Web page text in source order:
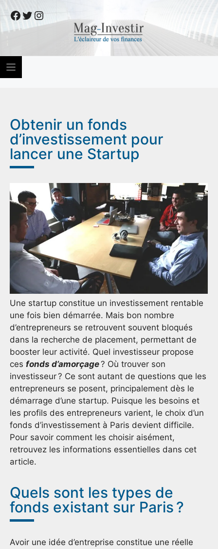
to
content
Facebook
Twitter
Instagram
Obtenir un fonds
d’investissement pour
lancer une Startup
Une startup constitue un investissement rentable
une fois bien démarrée. Mais bon nombre
d’entrepreneurs se retrouvent souvent bloqués
dans la recherche de placement, permettant de
booster leur activité. Quel investisseur propose
ces fonds d’amorçage? Où trouver son
investisseur ? Ce sont autant de questions que les
entrepreneurs se posent, principalement dès le
démarrage d’une startup. Puisque les besoins et
les profils des entrepreneurs varient, le choix d’un
fonds d’investissement à Paris devient difficile.
Pour savoir comment les choisir aisément,
retrouvez les informations essentielles dans cet
article.
Quels sont les types de
fonds existant sur Paris ?
Avoir une idée d’entreprise constitue une réelle